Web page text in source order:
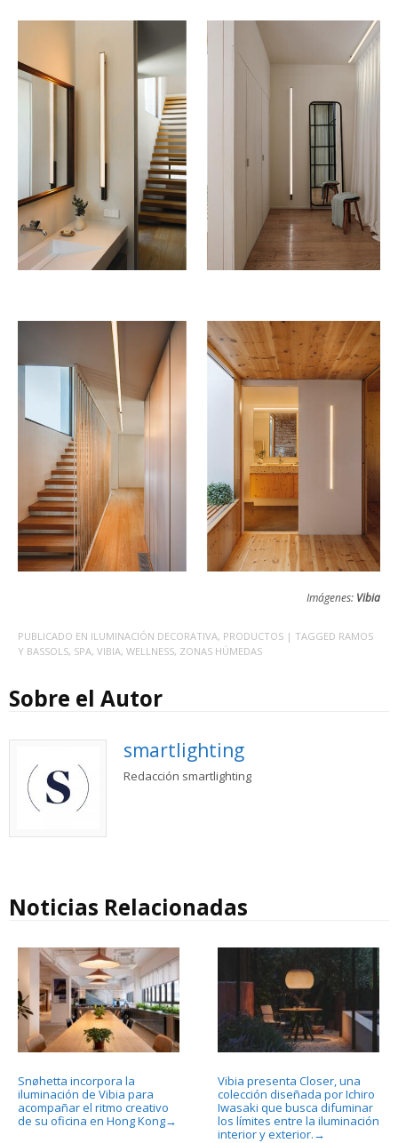
Imágenes: Vibia
PUBLICADO EN ILUMINACIÓN DECORATIVA, PRODUCTOS | TAGGED RAMOS
Y BASSOLS, SPA, VIBIA, WELLNESS, ZONAS HÚMEDAS
Sobre el Autor
smartlighting
Redacción smartlighting
Noticias Relacionadas
Snøhetta incorpora la
iluminación de Vibia para
acompañar el ritmo creativo
de su oficina en Hong Kong→
Vibia presenta Closer, una
colección diseñada por Ichiro
Iwasaki que busca difuminar
los límites entre la iluminación
interior y exterior. →